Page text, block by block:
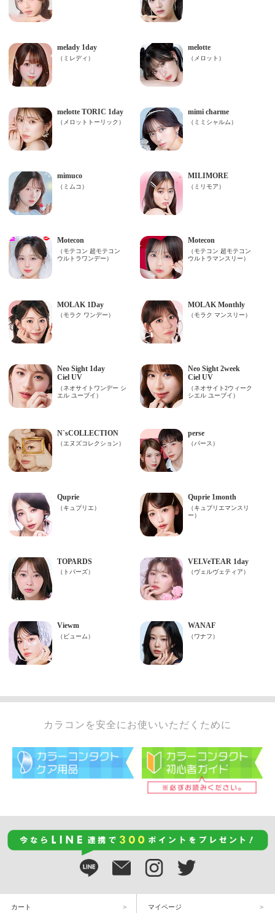
カラコンを安全にお使いいただくために
カート マイページ